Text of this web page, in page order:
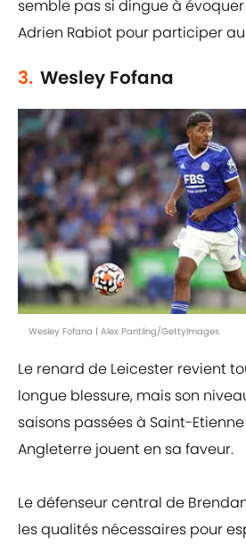
semble pas si dingue à
Adrien Rabiot pour participer
3. Wesley Fofana
Wesley Fofana | Alex Pantling/GettyImages
Le renard de Leicester revient
longue blessure, mais son
saisons passées à Saint-
Angleterre jouent en sa faveur.
Le défenseur central de
les qualités nécessaires pour